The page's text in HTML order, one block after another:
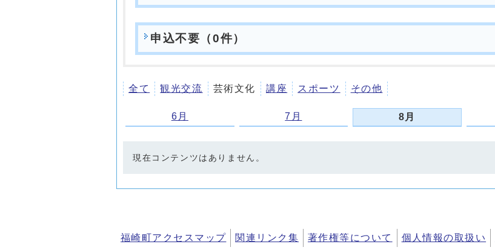
申込不要（0件）
全て 観光交流 芸術文化 講座 スポーツ その他
6月 7月 8月
現在コンテンツはありません。
福崎町アクセスマップ 関連リンク集 著作権等について 個人情報の取扱い